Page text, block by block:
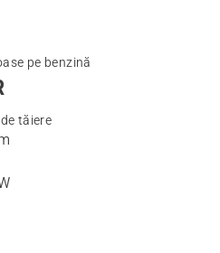
pe benzină
tăiere